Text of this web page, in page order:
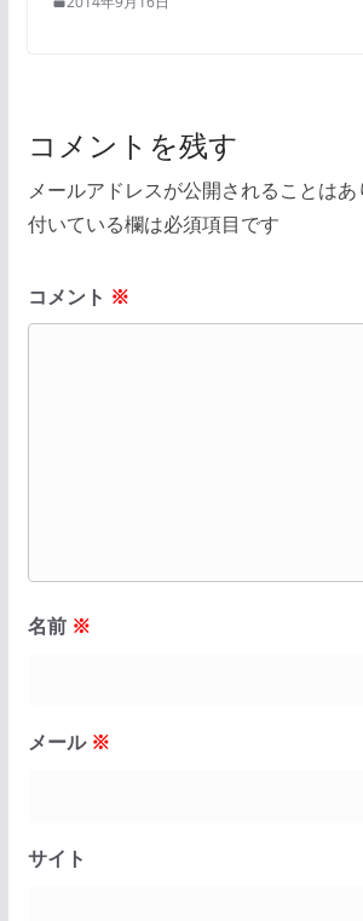
コメントを残す
メールアドレスが公開されることはあ
付いている欄は必須項目です
コメント ※
名前 ※
メール ※
サイト